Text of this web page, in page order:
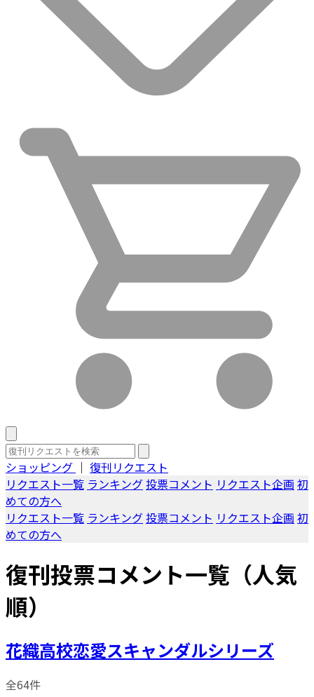
ショッピング ｜ 復刊リクエスト
リクエスト一覧 ランキング投票コメント リクエスト企画 初
めての方へ
リクエスト一覧 ランキング投票コメント リクエスト企画 初
めての方へ
復刊投票コメント一覧（人気
順）
花織高校恋愛スキャンダルシリーズ
全64件